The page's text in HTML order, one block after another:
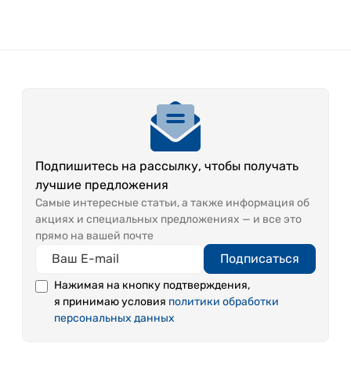
Подпишитесь на рассылку, чтобы получать
лучшие предложения
Самые интересные статьи, а также информация об
акциях и специальных предложениях — и все это
прямо на вашей почте
Подписаться
Нажимая на кнопку подтверждения,
я принимаю условия политики обработки
персональных данных